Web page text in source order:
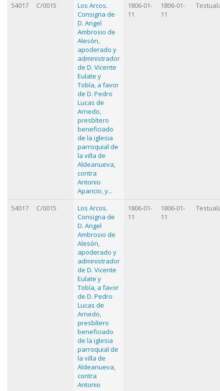
54017 C/0015
Los Arcos.
Consigna de
D. Angel
Ambrosio de
Alesón,
apoderado y
administrador
de D. Vicente
Eulate y
Tobía, a favor
de D. Pedro
Lucas de
Arnedo,
presbítero
beneficiado
de la iglesia
parroquial de
la villa de
Aldeanueva,
contra
Antonio
Aparicio, y...
1806-01-
11
1806-01-
11
54017 C/0015
Los Arcos.
Consigna de
D. Angel
Ambrosio de
Alesón,
apoderado y
administrador
de D. Vicente
Eulate y
Tobía, a favor
de D. Pedro
Lucas de
Arnedo,
presbítero
beneficiado
de la iglesia
parroquial de
la villa de
Aldeanueva,
contra
Antonio
1806-01-
11
1806-01-
11